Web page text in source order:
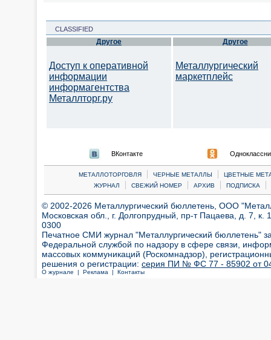
CLASSIFIED
Другое
Доступ к оперативной
информации
информагентства
Металлторг.ру
Другое
Металлургический
маркетплейс
ВКонтакте
МЕТАЛЛОТОРГОВЛЯ | ЧЕРНЫЕ МЕТАЛЛЫ |
ЦВЕТНЫЕ
ЖУРНАЛ
| СВЕЖИЙ НОМЕР | АРХИВ | ПОДПИСКА |
© 2002-2026 Металлургический бюллетень, ООО
Московская обл., г. Долгопрудный, пр-т Пацаева, д. 7,
0300
Печатное СМИ журнал "Металлургический бюллетень"
Федеральной службой по надзору в сфере связи,
массовых коммуникаций (Роскомнадзор),
решения о регистрации: серия ПИ № ФС 77 - 85902 от 04
О журнале | Реклама | Контакты